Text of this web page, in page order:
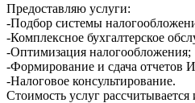
Предоставляю услуги:
-Подбор системы
-Комплексное бухгалтерское
-Оптимизация налогообложения;
-Формирование и сдача
-Налоговое консультирование.
Стоимость услуг